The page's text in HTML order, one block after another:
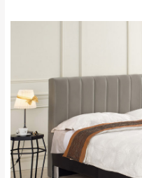
新北
（洽詢方式請搜
運送範圍：限
地區恕無法提
配送範圍：
苗栗至基隆；
地型限制(山區
法搬運上樓等